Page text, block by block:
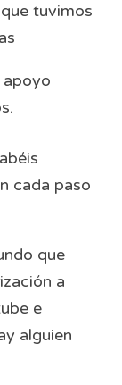
tuvimos
apoyo
cada paso
que
a
e
alguien